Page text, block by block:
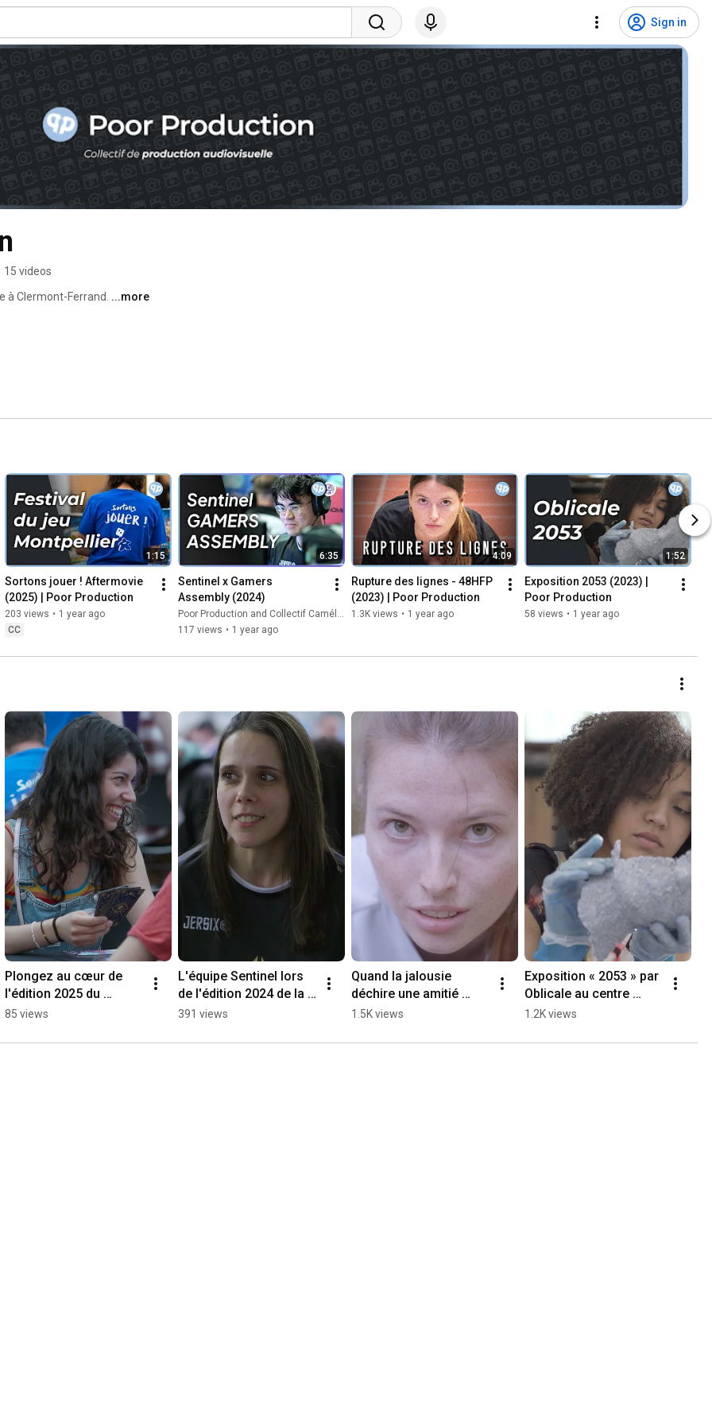
Sign in
15 videos
à Clermont-Ferrand. ...more
1:15
Sortons jouer ! Aftermovie
(2025) | Poor Production
203 views • 1 year ago
CC
6:35
Sentinel x Gamers
Assembly (2024)
Poor Production and Collectif Caméléon
117 views • 1 year ago
4:09
Rupture des lignes - 48HFP
(2023) | Poor Production
1.3K views • 1 year ago
1:52
Exposition 2053 (2023) |
Poor Production
58 views • 1 year ago
Plongez au cœur de
l'édition 2025 du
@festivaldujeudemont
#jeudesociété
85 views
L'équipe Sentinel lors
de l'édition 2024 de la
@gamersassembly 🎮
391 views
Quand la jalousie
déchire une amitié
dans une rivalité
#48hourfilmproject
1.5K views
Exposition « 2053 » par
Oblicale au centre
Camille-Claudel 🖼️
#clermontferrand
1.2K views